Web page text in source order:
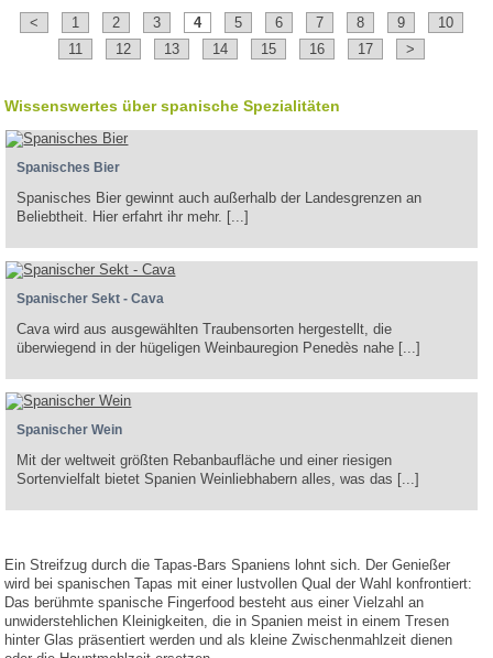
< 1 2 3 4 5 6 7 8 9
10
11
12 13 14 15 16 17 >
Wissenswertes über spanische Spezialitäten
Spanisches Bier
Spanisches Bier gewinnt auch außerhalb der Landesgrenzen an
Beliebtheit. Hier erfahrt ihr mehr. [...]
Spanischer Sekt - Cava
Cava wird aus ausgewählten Traubensorten hergestellt, die
überwiegend in der hügeligen Weinbauregion Penedès nahe [...]
Spanischer Wein
Mit der weltweit größten Rebanbaufläche und einer riesigen
Sortenvielfalt bietet Spanien Weinliebhabern alles, was das [...]
Ein Streifzug durch die Tapas-Bars Spaniens lohnt sich. Der Genießer
wird bei spanischen Tapas mit einer lustvollen Qual der Wahl konfrontiert:
Das berühmte spanische Fingerfood besteht aus einer Vielzahl an
unwiderstehlichen Kleinigkeiten, die in Spanien meist in einem Tresen
hinter Glas präsentiert werden und als kleine Zwischenmahlzeit dienen